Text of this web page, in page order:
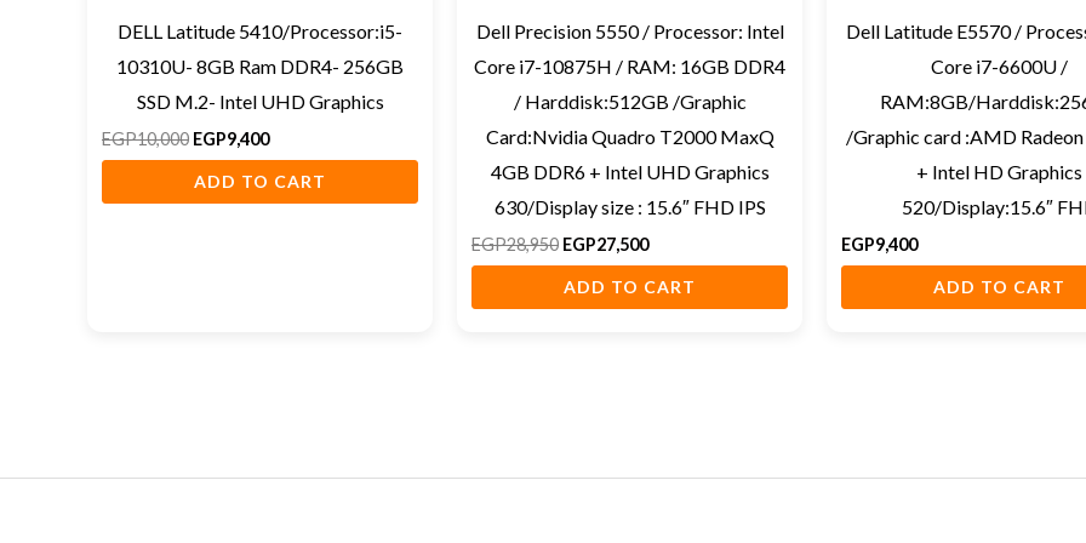
DELL Latitude 5410/Processor:i5-
10310U- 8GB Ram DDR4- 256GB
SSD M.2- Intel UHD Graphics
EGP10,000 EGP9,400
ADD TO CART
Dell Precision 5550 / Processor: Intel
Core i7-10875H / RAM: 16GB DDR4
/ Harddisk:512GB /Graphic
Card:Nvidia Quadro T2000 MaxQ
4GB DDR6 + Intel UHD Graphics
630/Display size : 15.6″ FHD IPS
EGP28,950 EGP27,500
ADD TO CART
Dell Latitude E5570 /
Core i7-6600U /
RAM:8GB/
/Graphic card :AMD Radeon
+ Intel HD Graphics
520/Display:15.6″
EGP9,400
ADD TO CART